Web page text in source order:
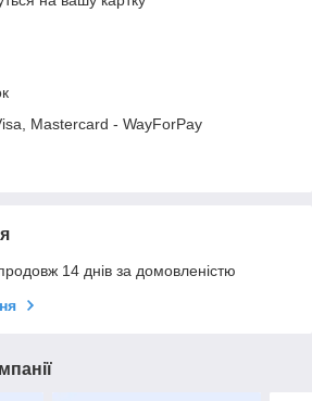
Mastercard - WayForPay
14 днів за домовленістю